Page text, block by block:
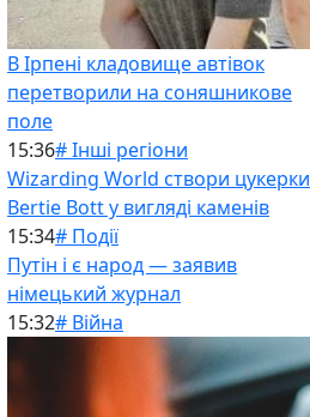
В Ірпені кладовище автівок
перетворили на соняшникове
поле
15:36# Інші регіони
Wizarding World створи цукерки
Bertie Bott у вигляді каменів
15:34# Події
Путін і є народ — заявив
німецький журнал
15:32# Війна